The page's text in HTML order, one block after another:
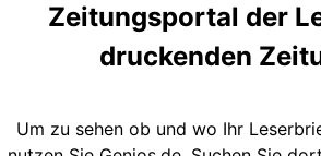
Zeitungsportal der
druckenden
Um zu sehen ob und wo Ihr